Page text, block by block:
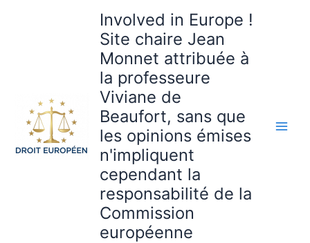
Involved in Europe !
Site chaire Jean
Monnet attribuée à
la professeure
Viviane de
Beaufort, sans que
les opinions émises
n'impliquent
cependant la
responsabilité de la
Commission
européenne